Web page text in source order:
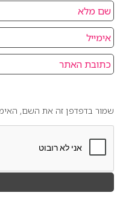
שמור בדפדפן זה את השם,